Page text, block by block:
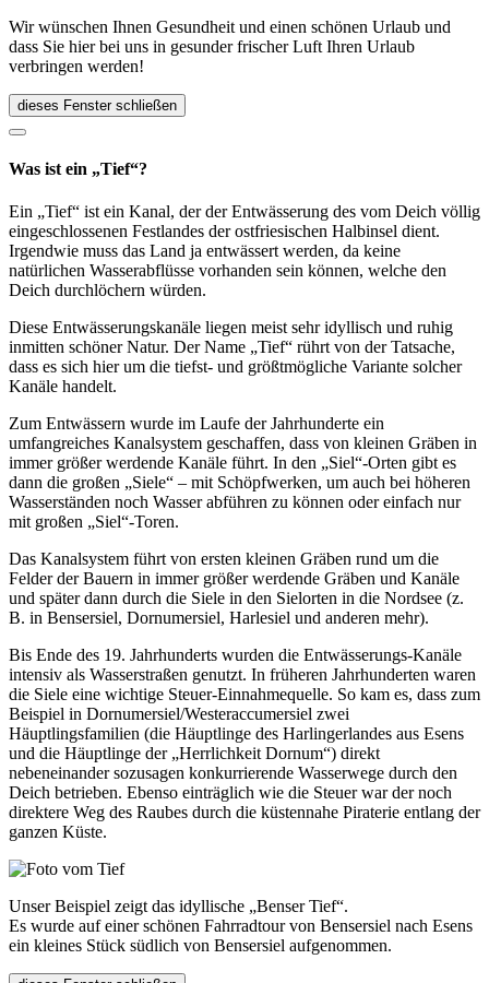
Wir wünschen Ihnen Gesundheit und einen schönen Urlaub und
dass Sie hier bei uns in gesunder frischer Luft Ihren Urlaub
verbringen werden!
dieses Fenster schließen
Was ist ein „Tief“?
Ein „Tief“ ist ein Kanal, der der Entwässerung des vom Deich völlig
eingeschlossenen Festlandes der ostfriesischen Halbinsel dient.
Irgendwie muss das Land ja entwässert werden, da keine
natürlichen Wasserabflüsse vorhanden sein können, welche den
Deich durchlöchern würden.
Diese Entwässerungskanäle liegen meist sehr idyllisch und ruhig
inmitten schöner Natur. Der Name „Tief“ rührt von der Tatsache,
dass es sich hier um die tiefst- und größtmögliche Variante solcher
Kanäle handelt.
Zum Entwässern wurde im Laufe der Jahrhunderte ein
umfangreiches Kanalsystem geschaffen, dass von kleinen Gräben in
immer größer werdende Kanäle führt. In den „Siel“-Orten gibt es
dann die großen „Siele“ – mit Schöpfwerken, um auch bei höheren
Wasserständen noch Wasser abführen zu können oder einfach nur
mit großen „Siel“-Toren.
Das Kanalsystem führt von ersten kleinen Gräben rund um die
Felder der Bauern in immer größer werdende Gräben und Kanäle
und später dann durch die Siele in den Sielorten in die Nordsee (z.
B. in Bensersiel, Dornumersiel, Harlesiel und anderen mehr).
Bis Ende des 19. Jahrhunderts wurden die Entwässerungs-Kanäle
intensiv als Wasserstraßen genutzt. In früheren Jahrhunderten waren
die Siele eine wichtige Steuer-Einnahmequelle. So kam es, dass zum
Beispiel in Dornumersiel/Westeraccumersiel zwei
Häuptlingsfamilien (die Häuptlinge des Harlingerlandes aus Esens
und die Häuptlinge der „Herrlichkeit Dornum“) direkt
nebeneinander sozusagen konkurrierende Wasserwege durch den
Deich betrieben. Ebenso einträglich wie die Steuer war der noch
direktere Weg des Raubes durch die küstennahe Piraterie entlang der
ganzen Küste.
Unser Beispiel zeigt das idyllische „Benser Tief“.
Es wurde auf einer schönen Fahrradtour von Bensersiel nach Esens
ein kleines Stück südlich von Bensersiel aufgenommen.